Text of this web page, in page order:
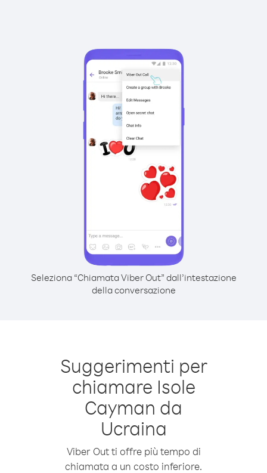
Seleziona “Chiamata Viber Out” dall’intestazione
della conversazione
Suggerimenti per
chiamare Isole
Cayman da
Ucraina
Viber Out ti offre più tempo di
chiamata a un costo inferiore.